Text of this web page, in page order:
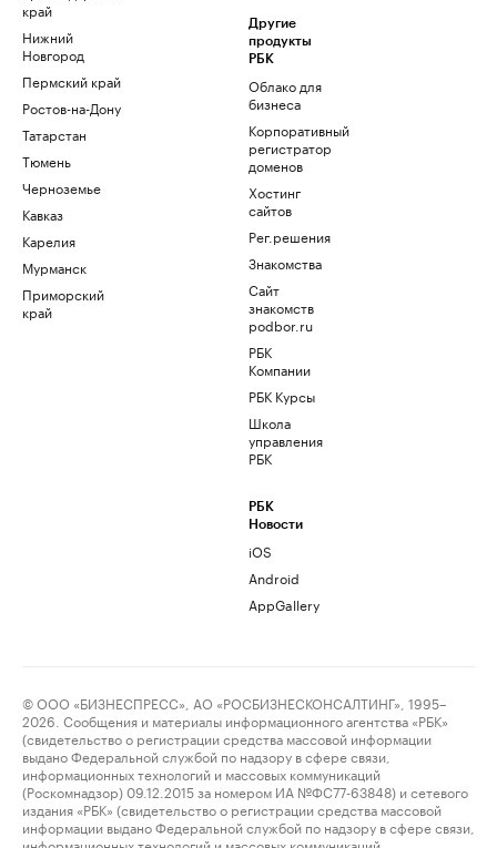
край
Нижний
Новгород
Пермский край
Ростов-на-Дону
Татарстан
Тюмень
Черноземье
Кавказ
Карелия
Мурманск
Приморский
край
Другие
продукты
РБК
Облако для
бизнеса
Корпоративный
регистратор
доменов
Хостинг
сайтов
Рег.решения
Знакомства
Сайт
знакомств
podbor.ru
РБК
Компании
РБК Курсы
Школа
управления
РБК
РБК
Новости
iOS
Android
AppGallery
© ООО «БИЗНЕСПРЕСС», АО «РОСБИЗНЕСКОНСАЛТИНГ», 1995–
2026. Сообщения и материалы информационного агентства «РБК»
(свидетельство о регистрации средства массовой информации
выдано Федеральной службой по надзору в сфере связи,
информационных технологий и массовых коммуникаций
(Роскомнадзор) 09.12.2015 за номером ИА №ФС77-63848) и сетевого
издания «РБК» (свидетельство о регистрации средства массовой
информации выдано Федеральной службой по надзору в сфере связи,